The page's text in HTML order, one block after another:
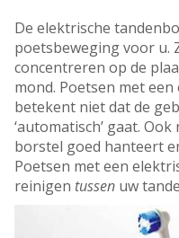
De elektrische
poetsbeweging voor u.
concentreren op de
mond. Poetsen met
betekent niet dat de
‘automatisch’ gaat.
borstel goed hanteert
Poetsen met een
reinigen tussen uw